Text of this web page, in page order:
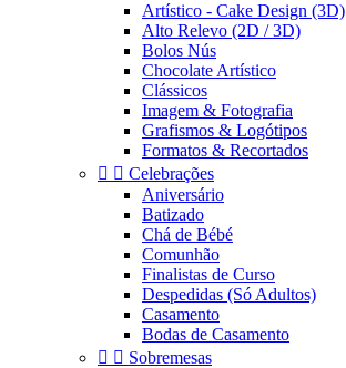
Artístico - Cake Design (3D)
Alto Relevo (2D / 3D)
Bolos Nús
Chocolate Artístico
Clássicos
Imagem & Fotografia
Grafismos & Logótipos
Formatos & Recortados
  Celebrações
Aniversário
Batizado
Chá de Bébé
Comunhão
Finalistas de Curso
Despedidas (Só Adultos)
Casamento
Bodas de Casamento
  Sobremesas